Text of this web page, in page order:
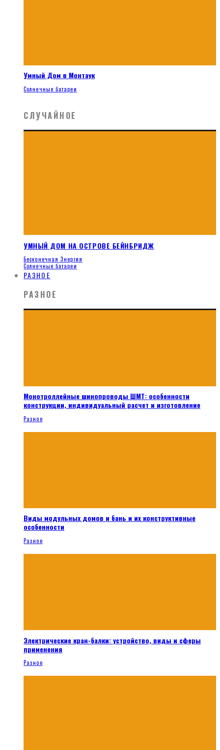
Умный Дом в Монтаук
Солнечные батареи
СЛУЧАЙНОЕ
УМНЫЙ ДОМ НА ОСТРОВЕ БЕЙНБРИДЖ
Бесконечная Энергия
Солнечные батареи
РАЗНОЕ
РАЗНОЕ
Монотроллейные шинопроводы ШМТ: особенности
конструкции, индивидуальный расчет и изготовление
Разное
Виды модульных домов и бань и их конструктивные
особенности
Разное
Электрические кран-балки: устройство, виды и сферы
применения
Разное